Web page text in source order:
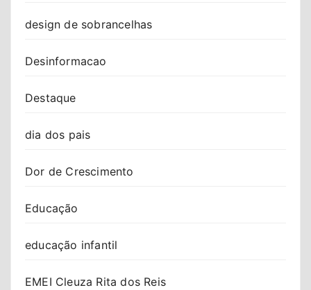
design de sobrancelhas
Desinformacao
Destaque
dia dos pais
Dor de Crescimento
Educação
educação infantil
EMEI Cleuza Rita dos Reis